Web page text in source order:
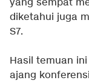
yang sempat
diketahui juga
S7.
Hasil temuan
ajang